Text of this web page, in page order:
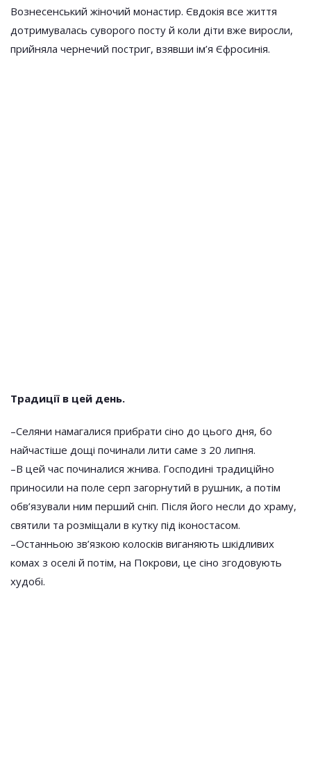
Вознесенський жіночий монастир. Євдокія все життя
дотримувалась суворого посту й коли діти вже виросли,
прийняла чернечий постриг, взявши ім’я Єфросинія.
Традиції в цей день.
–Селяни намагалися прибрати сіно до цього дня, бо
найчастіше дощі починали лити саме з 20 липня.
–В цей час починалися жнива. Господині традиційно
приносили на поле серп загорнутий в рушник, а потім
обв’язували ним перший сніп. Після його несли до храму,
святили та розміщали в кутку під іконостасом.
–Останньою зв’язкою колосків виганяють шкідливих
комах з оселі й потім, на Покрови, це сіно згодовують
худобі.